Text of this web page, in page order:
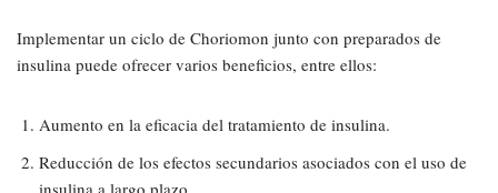
Implementar un ciclo de Choriomon junto con preparados de
insulina puede ofrecer varios beneficios, entre ellos:
Aumento en la eficacia del tratamiento de insulina.
Reducción de los efectos secundarios asociados con el uso de
insulina a largo plazo.